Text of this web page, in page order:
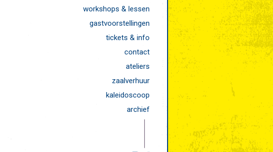
workshops & lessen
gastvoorstellingen
tickets & info
contact
ateliers
zaalverhuur
kaleidoscoop
archief